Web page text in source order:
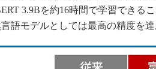
3.9Bを約16時間で学習できる
語モデルとしては最高の精度を達